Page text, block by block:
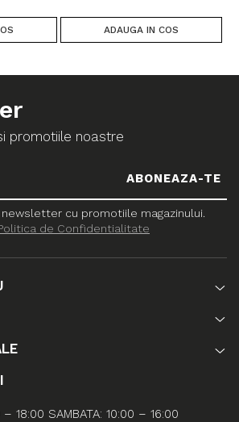
ADAUGA IN COS
promotiile noastre
cu promotiile magazinului.
de Confidentialitate
– 18:00 SAMBATA: 10:00 – 16:00